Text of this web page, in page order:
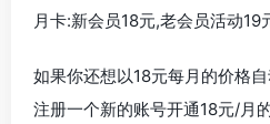
月卡:新会员18元,老会员活动19
如果你还想以18元每月的价格
注册一个新的账号开通18元/月